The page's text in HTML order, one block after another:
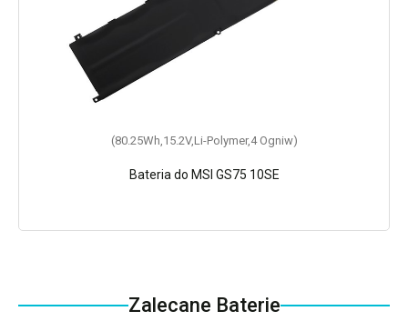
(80.25Wh,15.2V,Li-Polymer,4 Ogniw)
Bateria do MSI GS75 10SE
Zalecane Baterie